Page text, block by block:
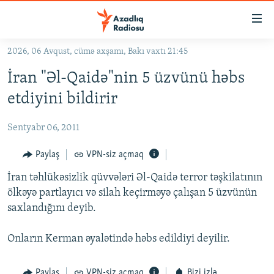
Əsas
qayıt
Əsas
naviqasiyaya
qayıt
KORRUPSIOMETR
#ƏSLINDƏ
FƏRQƏ BAX
QANUNI DOĞRU
ARAŞDIRMA
VIDEO
RADIO ARXIV
2026, 06 Avqust, cümə axşamı, Bakı vaxtı 21:45
İran "Əl-Qaidə"nin 5 üzvünü həbs
etdiyini bildirir
Sentyabr 06, 2011
Paylaş VPN-siz açmaq
İran təhlükəsizlik qüvvələri Əl-Qaidə terror təşkilatının
ölkəyə partlayıcı və silah keçirməyə çalışan 5 üzvünün
saxlandığını deyib.
Onların Kerman əyalətində həbs edildiyi deyilir.